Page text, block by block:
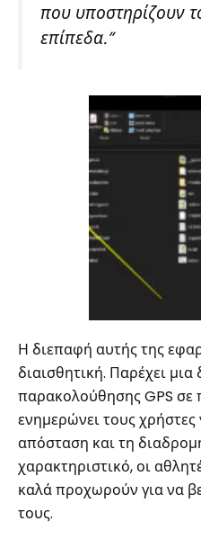
που υποστηρίζουν
επίπεδα.”
Η διεπαφή αυτής της
διαισθητική. Παρέχει
παρακολούθησης GPS σε
ενημερώνει τους χρήστες
απόσταση και τη
χαρακτηριστικό, οι
καλά προχωρούν για να
τους.